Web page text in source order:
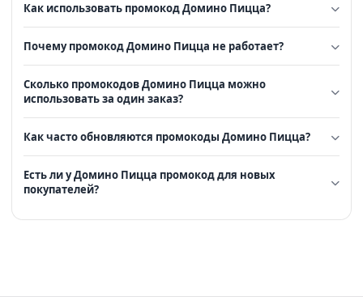
Как использовать промокод Домино Пицца?
Почему промокод Домино Пицца не работает?
Сколько промокодов Домино Пицца можно
использовать за один заказ?
Как часто обновляются промокоды Домино Пицца?
Есть ли у Домино Пицца промокод для новых
покупателей?